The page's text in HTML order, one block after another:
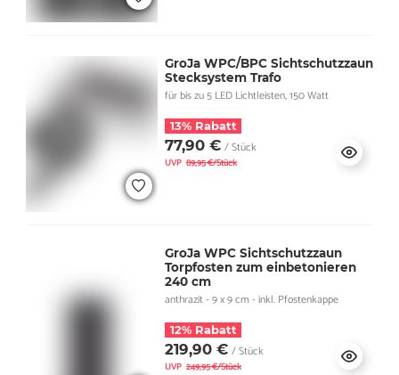
GroJa WPC/BPC Sichtschutzzaun
Stecksystem Trafo
für bis zu 5 LED Lichtleisten, 150 Watt
13% Rabatt
77,90 € / Stück
UVP 89,95 €/Stück
GroJa WPC Sichtschutzzaun
Torpfosten zum einbetonieren
240 cm
anthrazit - 9 x 9 cm - inkl. Pfostenkappe
12% Rabatt
219,90 € / Stück
UVP 249,95 €/Stück